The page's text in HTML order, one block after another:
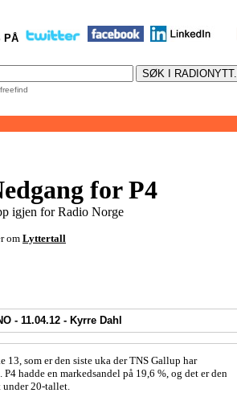
PÅ
freefind
for P4
igjen for Radio Norge
omLyttertall
- 11.04.12 - Kyrre Dahl
13, som er den siste uka der TNS Gallup har
hadde en markedsandel på 19,6 %, og det er den
under 20-tallet.